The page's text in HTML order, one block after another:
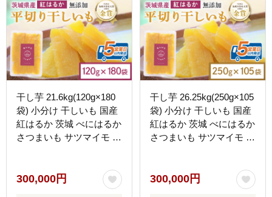
干し芋 21.6kg(120g×180
袋) 小分け 干しいも 国産
紅はるか 茨城 べにはるか
さつまいも サツマイモ お
も ほし芋 柔らかい ダイ
エット スイーツ 砂糖不使
300,000円
干し芋 26.25kg(250g×105
袋) 小分け 干しいも 国産
紅はるか 茨城 べにはるか
さつまいも サツマイモ お
も ほし芋 柔らかい ダイ
エット スイーツ 砂糖不使
300,000円